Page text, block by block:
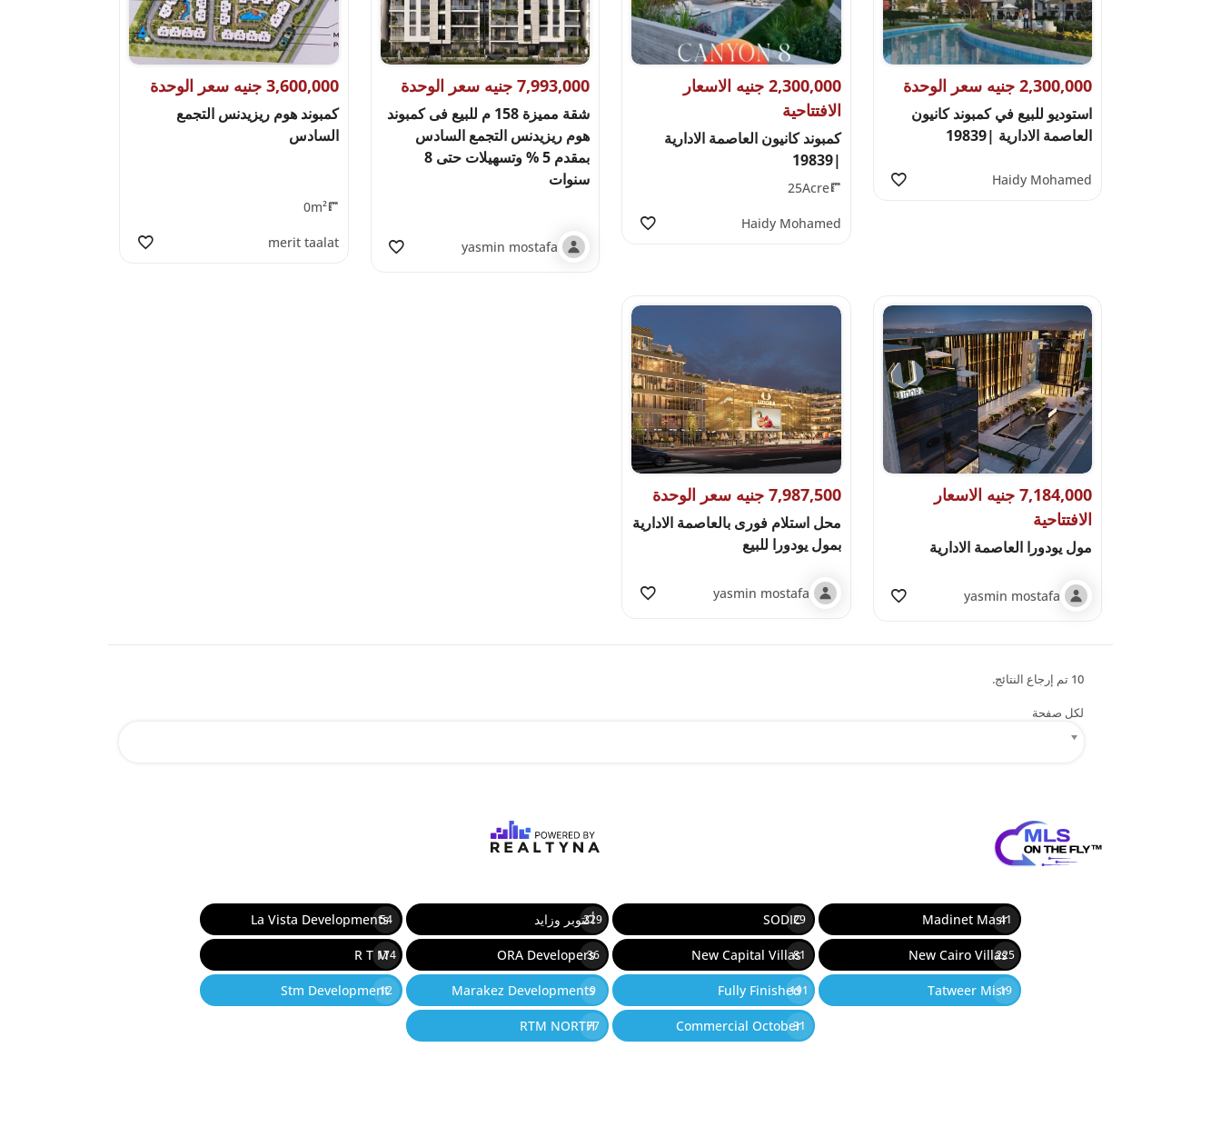
2,300,000 جنيه سعر الوحدة
استوديو للبيع في كمبوند كانيون
العاصمة الادارية |19839
Haidy Mohamed
2,300,000 جنيه الاسعار
الافتتاحية
كمبوند كانيون العاصمة الادارية
|19839
25Acre
Haidy Mohamed
7,993,000 جنيه سعر الوحدة
شقة مميزة 158 م للبيع فى كمبوند
هوم ريزيدنس التجمع السادس
بمقدم 5 % وتسهيلات حتى 8
سنوات
yasmin mostafa
3,600,000 جنيه سعر الوحدة
كمبوند هوم ريزيدنس التجمع
السادس
0m²
merit taalat
7,184,000 جنيه الاسعار
الافتتاحية
مول يودورا العاصمة الادارية
yasmin mostafa
7,987,500 جنيه سعر الوحدة
محل استلام فورى بالعاصمة الادارية
بمول يودورا للبيع
yasmin mostafa
10 تم إرجاع النتائج.
لكل صفحة
Madinet Masr
41
SODIC
29 أكتوبر وزايد
229
La Vista Developments
54
New Cairo Villas
225
New Capital Villas
81
ORA Developers
36
R T M174
Tatweer Misr
19
Fully Finished
191
Marakez Developments
9
Stm Development
12
Commercial October
31
RTM NORTH
77